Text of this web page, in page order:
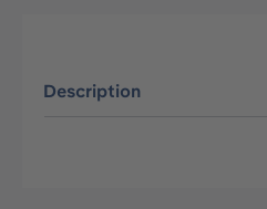
Description